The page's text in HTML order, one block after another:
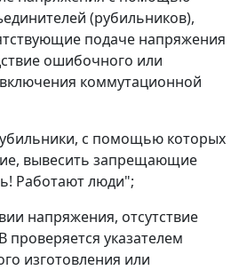
(рубильников),
подаче напряжения
ошибочного или
коммутационной
с помощью которых
вывесить запрещающие
Работают люди";
напряжения, отсутствие
проверяется указателем
изготовления или